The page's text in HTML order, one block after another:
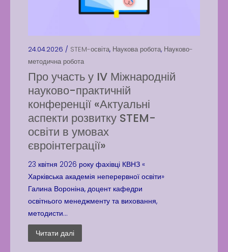
24.04.2026 / STEM-освіта, Наукова робота, Науково-
методична робота
Про участь у IV Міжнародній
науково-практичній
конференції «Актуальні
аспекти розвитку STEM-
освіти в умовах
євроінтеграції»
23 квітня 2026 року фахівці КВНЗ «
Харківська академія неперервної освіти»
Галина Вороніна, доцент кафедри
освітнього менеджменту та виховання,
методисти...
Читати далі